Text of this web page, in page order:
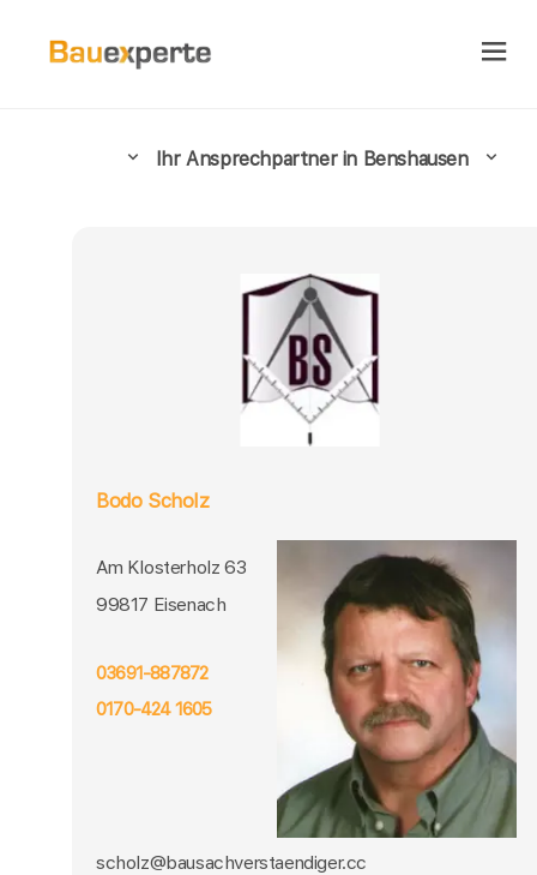
Ihr Ansprechpartner in Benshausen
Bodo Scholz
Am Klosterholz 63
99817 Eisenach
03691-887872
0170-424 1605
scholz@bausachverstaendiger.cc